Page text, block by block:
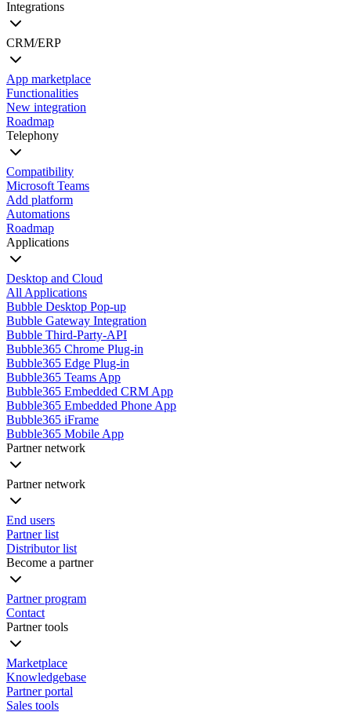
Integrations
CRM/ERP
App marketplace
Functionalities
New integration
Roadmap
Telephony
Compatibility
Microsoft Teams
Add platform
Automations
Roadmap
Applications
Desktop and Cloud
All Applications
Bubble Desktop Pop-up
Bubble Gateway Integration
Bubble Third-Party-API
Bubble365 Chrome Plug-in
Bubble365 Edge Plug-in
Bubble365 Teams App
Bubble365 Embedded CRM App
Bubble365 Embedded Phone App
Bubble365 iFrame
Bubble365 Mobile App
Partner network
Partner network
End users
Partner list
Distributor list
Become a partner
Partner program
Contact
Partner tools
Marketplace
Knowledgebase
Partner portal
Sales tools